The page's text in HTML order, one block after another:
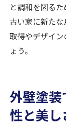
と調和を図る
古い家に新た
取得やデザイ
ょう。
外壁塗
性と美し